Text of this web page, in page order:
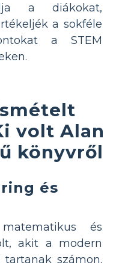
a diákokat,
a sokféle
a STEM
volt Alan
könyvről
és
és
akit a modern
számon.